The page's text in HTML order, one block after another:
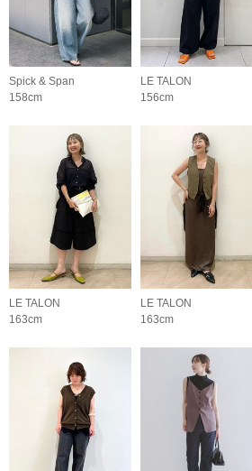
Spick & Span
158cm
LE TALON
156cm
LE TALON
163cm
LE TALON
163cm